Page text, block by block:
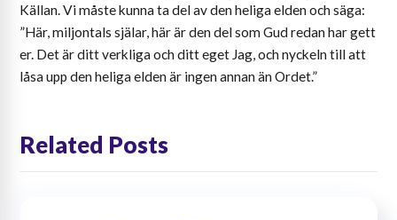
Källan. Vi måste kunna ta del av den heliga elden och säga:
”Här, miljontals själar, här är den del som Gud redan har gett
er. Det är ditt verkliga och ditt eget Jag, och nyckeln till att
låsa upp den heliga elden är ingen annan än Ordet.”
Related Posts